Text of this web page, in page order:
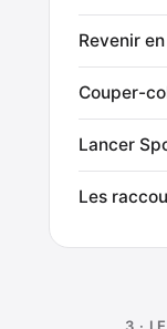
Revenir
Couper-
Lancer
Les
3 ·